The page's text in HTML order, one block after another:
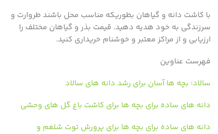
با کاشت دانه و گیاهان بطوریکه مناسب محل باشند طروارت و
سرزندگی به خود هدیه دهید. قیمت بذر و گیاهان مختلف را
ارزیابی و از مراکز معتبر و خوشنام خریداری کنید.
فهرست عناوین
سالاد؛ بچه ها آسان برای رشد دانه های سالاد
دانه های ساده برای بچه ها برای کاشت باغ گل های وحشی
دانه های ساده برای بچه ها برای پرورش توت شلغم و